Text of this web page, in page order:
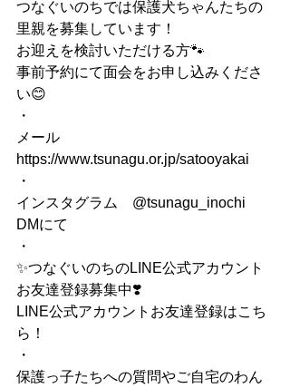
つなぐいのちでは保護犬ちゃんたちの
里親を募集しています！
お迎えを検討いただける方🐾
事前予約にて面会をお申し込みくださ
い😊
・
メール
https://www.tsunagu.or.jp/satooyakai
・
インスタグラム　@tsunagu_inochi
DMにて
・
✨つなぐいのちのLINE公式アカウント
お友達登録募集中❣️
LINE公式アカウントお友達登録はこち
ら！
・
保護っ子たちへの質問やご自宅のわん